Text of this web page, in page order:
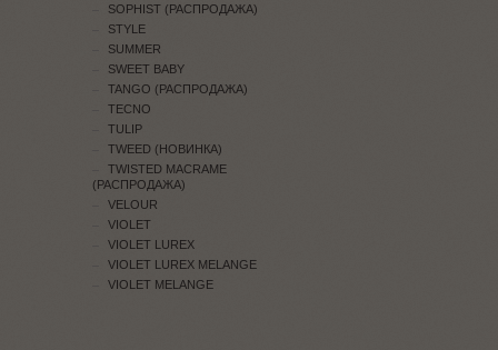
SOPHIST (РАСПРОДАЖА)
STYLE
SUMMER
SWEET BABY
TANGO (РАСПРОДАЖА)
TECNO
TULIP
TWEED (НОВИНКА)
TWISTED MACRAME
(РАСПРОДАЖА)
VELOUR
VIOLET
VIOLET LUREX
VIOLET LUREX MELANGE
VIOLET MELANGE